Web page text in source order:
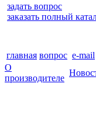
задать вопрос
заказать полный
главная вопрос e-mail
О
производителе